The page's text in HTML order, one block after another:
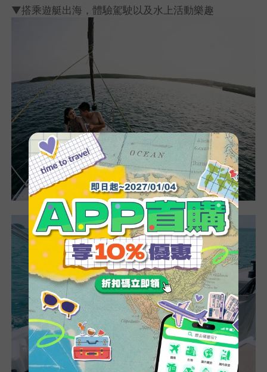
▼搭乘遊艇出海，體驗駕駛以及水上活動樂趣